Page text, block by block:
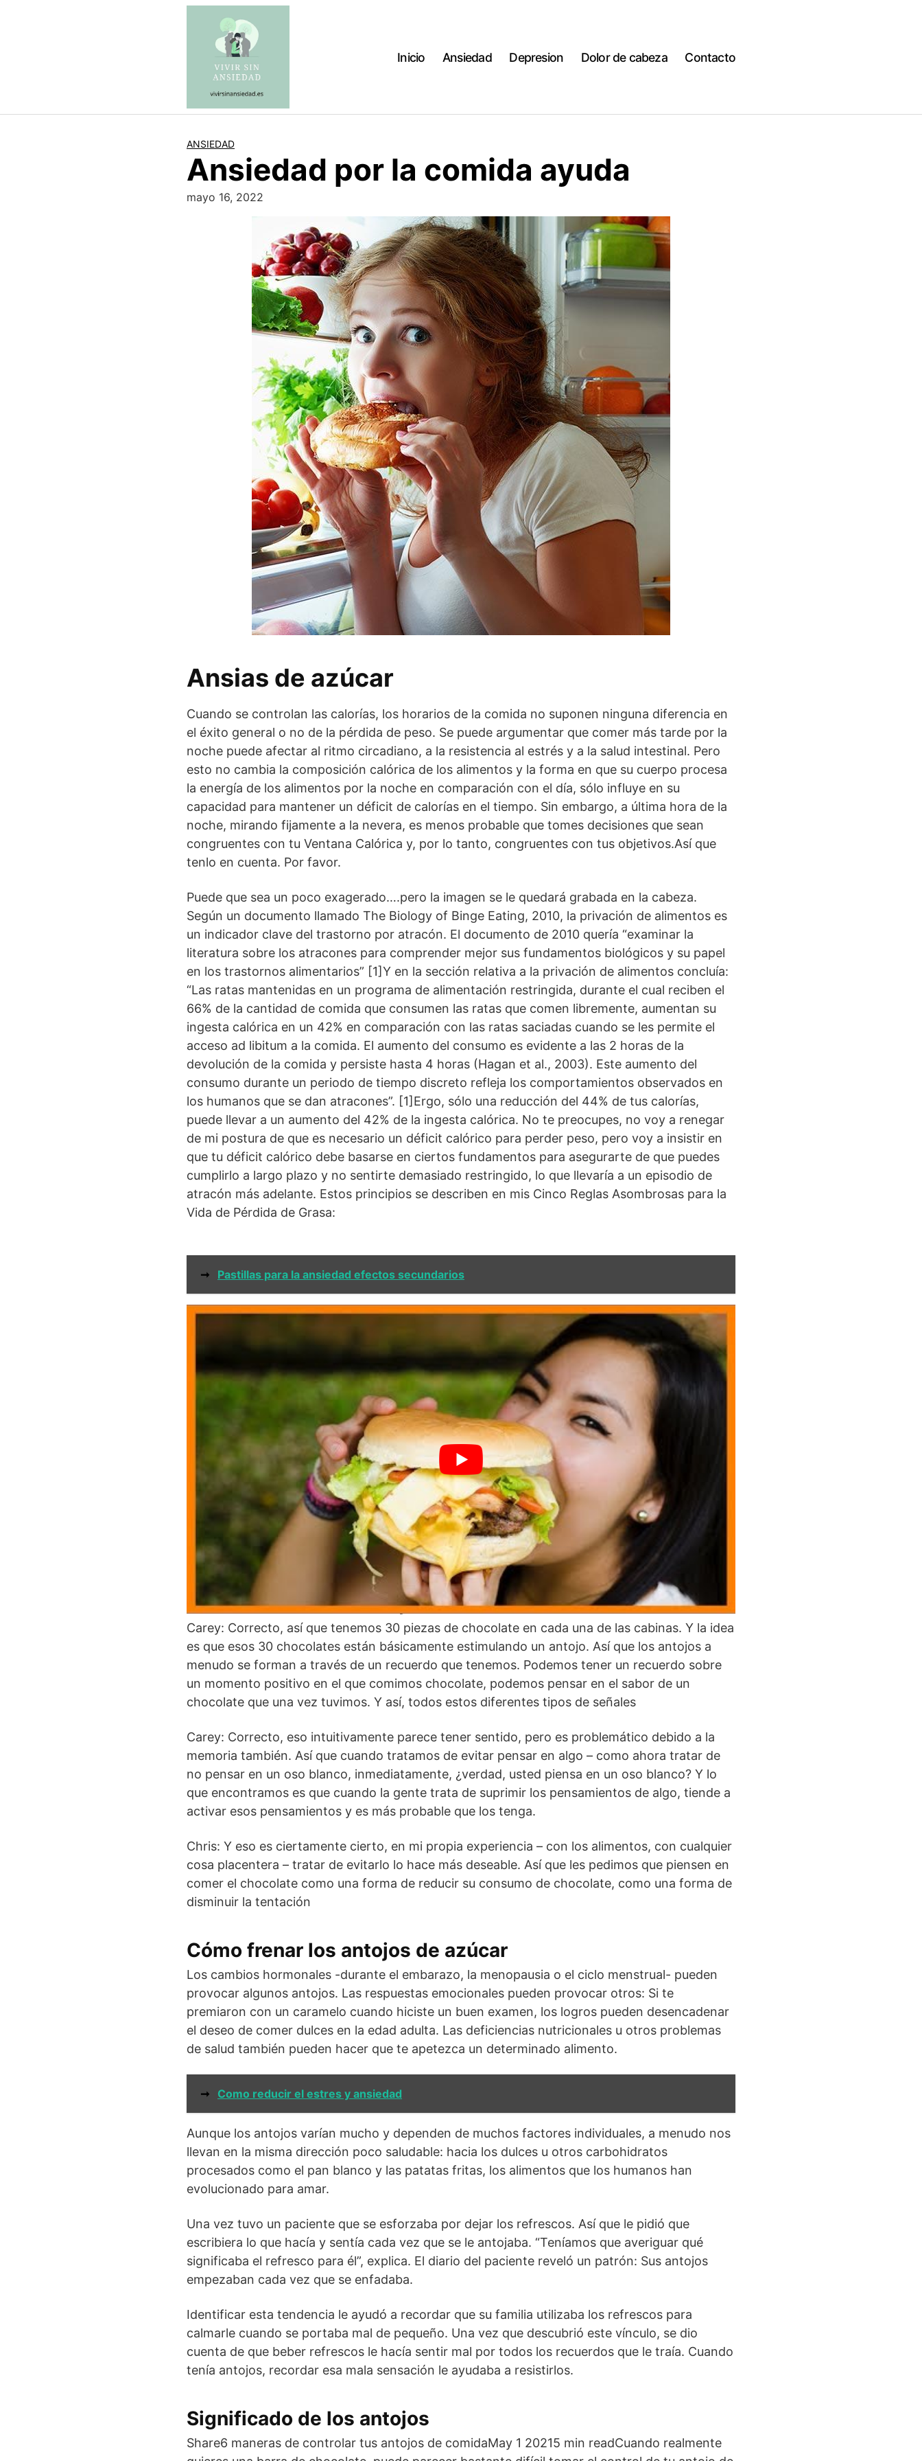
Inicio Ansiedad Depresion Dolor de cabeza Contacto
ANSIEDAD
Ansiedad por la comida ayuda
mayo 16, 2022
Ansias de azúcar
Cuando se controlan las calorías, los horarios de la comida no suponen ninguna diferencia en
el éxito general o no de la pérdida de peso. Se puede argumentar que comer más tarde por la
noche puede afectar al ritmo circadiano, a la resistencia al estrés y a la salud intestinal. Pero
esto no cambia la composición calórica de los alimentos y la forma en que su cuerpo procesa
la energía de los alimentos por la noche en comparación con el día, sólo influye en su
capacidad para mantener un déficit de calorías en el tiempo. Sin embargo, a última hora de la
noche, mirando fijamente a la nevera, es menos probable que tomes decisiones que sean
congruentes con tu Ventana Calórica y, por lo tanto, congruentes con tus objetivos.Así que
tenlo en cuenta. Por favor.
Puede que sea un poco exagerado….pero la imagen se le quedará grabada en la cabeza.
Según un documento llamado The Biology of Binge Eating, 2010, la privación de alimentos es
un indicador clave del trastorno por atracón. El documento de 2010 quería “examinar la
literatura sobre los atracones para comprender mejor sus fundamentos biológicos y su papel
en los trastornos alimentarios” [1]Y en la sección relativa a la privación de alimentos concluía:
“Las ratas mantenidas en un programa de alimentación restringida, durante el cual reciben el
66% de la cantidad de comida que consumen las ratas que comen libremente, aumentan su
ingesta calórica en un 42% en comparación con las ratas saciadas cuando se les permite el
acceso ad libitum a la comida. El aumento del consumo es evidente a las 2 horas de la
devolución de la comida y persiste hasta 4 horas (Hagan et al., 2003). Este aumento del
consumo durante un periodo de tiempo discreto refleja los comportamientos observados en
los humanos que se dan atracones”. [1]Ergo, sólo una reducción del 44% de tus calorías,
puede llevar a un aumento del 42% de la ingesta calórica. No te preocupes, no voy a renegar
de mi postura de que es necesario un déficit calórico para perder peso, pero voy a insistir en
que tu déficit calórico debe basarse en ciertos fundamentos para asegurarte de que puedes
cumplirlo a largo plazo y no sentirte demasiado restringido, lo que llevaría a un episodio de
atracón más adelante. Estos principios se describen en mis Cinco Reglas Asombrosas para la
Vida de Pérdida de Grasa:
➞ Pastillas para la ansiedad efectos secundarios
Cómo detener los antojos
Carey: Correcto, así que tenemos 30 piezas de chocolate en cada una de las cabinas. Y la idea
es que esos 30 chocolates están básicamente estimulando un antojo. Así que los antojos a
menudo se forman a través de un recuerdo que tenemos. Podemos tener un recuerdo sobre
un momento positivo en el que comimos chocolate, podemos pensar en el sabor de un
chocolate que una vez tuvimos. Y así, todos estos diferentes tipos de señales
Carey: Correcto, eso intuitivamente parece tener sentido, pero es problemático debido a la
memoria también. Así que cuando tratamos de evitar pensar en algo – como ahora tratar de
no pensar en un oso blanco, inmediatamente, ¿verdad, usted piensa en un oso blanco? Y lo
que encontramos es que cuando la gente trata de suprimir los pensamientos de algo, tiende a
activar esos pensamientos y es más probable que los tenga.
Chris: Y eso es ciertamente cierto, en mi propia experiencia – con los alimentos, con cualquier
cosa placentera – tratar de evitarlo lo hace más deseable. Así que les pedimos que piensen en
comer el chocolate como una forma de reducir su consumo de chocolate, como una forma de
disminuir la tentación
Cómo frenar los antojos de azúcar
Los cambios hormonales -durante el embarazo, la menopausia o el ciclo menstrual- pueden
provocar algunos antojos. Las respuestas emocionales pueden provocar otros: Si te
premiaron con un caramelo cuando hiciste un buen examen, los logros pueden desencadenar
el deseo de comer dulces en la edad adulta. Las deficiencias nutricionales u otros problemas
de salud también pueden hacer que te apetezca un determinado alimento.
➞ Como reducir el estres y ansiedad
Aunque los antojos varían mucho y dependen de muchos factores individuales, a menudo nos
llevan en la misma dirección poco saludable: hacia los dulces u otros carbohidratos
procesados como el pan blanco y las patatas fritas, los alimentos que los humanos han
evolucionado para amar.
Una vez tuvo un paciente que se esforzaba por dejar los refrescos. Así que le pidió que
escribiera lo que hacía y sentía cada vez que se le antojaba. “Teníamos que averiguar qué
significaba el refresco para él”, explica. El diario del paciente reveló un patrón: Sus antojos
empezaban cada vez que se enfadaba.
Identificar esta tendencia le ayudó a recordar que su familia utilizaba los refrescos para
calmarle cuando se portaba mal de pequeño. Una vez que descubrió este vínculo, se dio
cuenta de que beber refrescos le hacía sentir mal por todos los recuerdos que le traía. Cuando
tenía antojos, recordar esa mala sensación le ayudaba a resistirlos.
Significado de los antojos
Share6 maneras de controlar tus antojos de comidaMay 1 20215 min readCuando realmente